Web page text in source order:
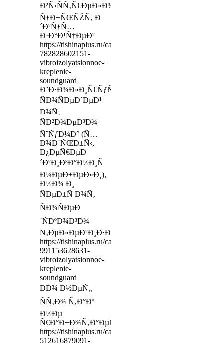
Ð²Ñ‹ÑÑ‚Ñ€ÐµÐ»Ð¾Ð¼
ÑƒÐ±ÑŒÑŽÑ‚ Ð
´Ð²ÑƒÑ…
Ð·Ð°Ð¹Ñ†ÐµÐ²
https://tishinaplus.ru/catalog/tproduct/475181561-
782828602151-
vibroizolyatsionnoe-
kreplenie-
soundguard
Ð˜Ð·Ð¾Ð»Ð¸Ñ€ÑƒÑŽÑ‚
ÑÐ¾ÑÐµÐ´ÐµÐ¹
Ð¾Ñ‚
ÑÐ²Ð¾ÐµÐ³Ð¾
ÑˆÑƒÐ¼Ð° (Ñ…
Ð¾Ð´ÑŒÐ±Ñ‹,
Ð¿ÐµÑ€ÐµÐ
´Ð²Ð¸Ð³Ð°Ð½Ð¸Ñ
Ð¼ÐµÐ±ÐµÐ»Ð¸),
Ð½Ð¾ Ð¸
ÑÐµÐ±Ñ Ð¾Ñ‚
ÑÐ¾ÑÐµÐ
´ÑÐºÐ¾Ð³Ð¾
Ñ‚ÐµÐ»ÐµÐ²Ð¸Ð·Ð¾Ñ€Ð°
https://tishinaplus.ru/catalog/tproduct/475181561-
991153628631-
vibroizolyatsionnoe-
kreplenie-
soundguard
ÐÐ¾ Ð½ÐµÑ‚,
ÑÑ‚Ð¾ Ñ‚Ð°Ðº
Ð½Ðµ
Ñ€Ð°Ð±Ð¾Ñ‚Ð°ÐµÑ‚
https://tishinaplus.ru/catalog/tproduct/475181561-
512616879091-